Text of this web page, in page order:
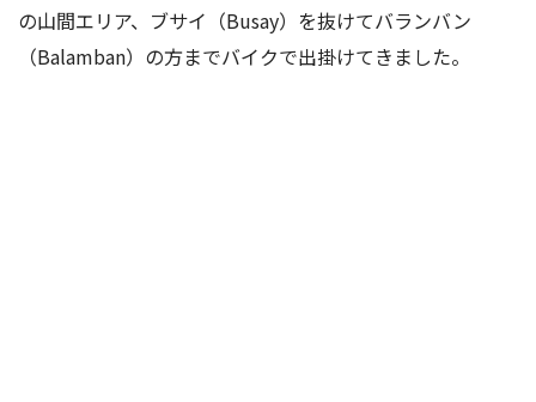
の山間エリア、ブサイ（Busay）を抜けてバランバン
（Balamban）の方までバイクで出掛けてきました。